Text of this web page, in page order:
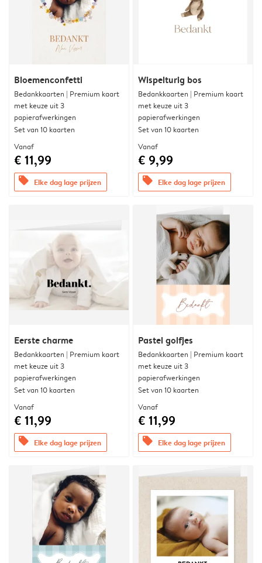
Bloemenconfetti
Bedankkaarten | Premium kaart
met keuze uit 3
papierafwerkingen
Set van 10 kaarten
Vanaf
€ 11,99
offers Elke dag lage prijzen
Wispelturig bos
Bedankkaarten | Premium kaart
met keuze uit 3
papierafwerkingen
Set van 10 kaarten
Vanaf
€ 9,99
offers Elke dag lage prijzen
Eerste charme
Bedankkaarten | Premium kaart
met keuze uit 3
papierafwerkingen
Set van 10 kaarten
Vanaf
€ 11,99
offers Elke dag lage prijzen
Pastel golfjes
Bedankkaarten | Premium kaart
met keuze uit 3
papierafwerkingen
Set van 10 kaarten
Vanaf
€ 11,99
offers Elke dag lage prijzen